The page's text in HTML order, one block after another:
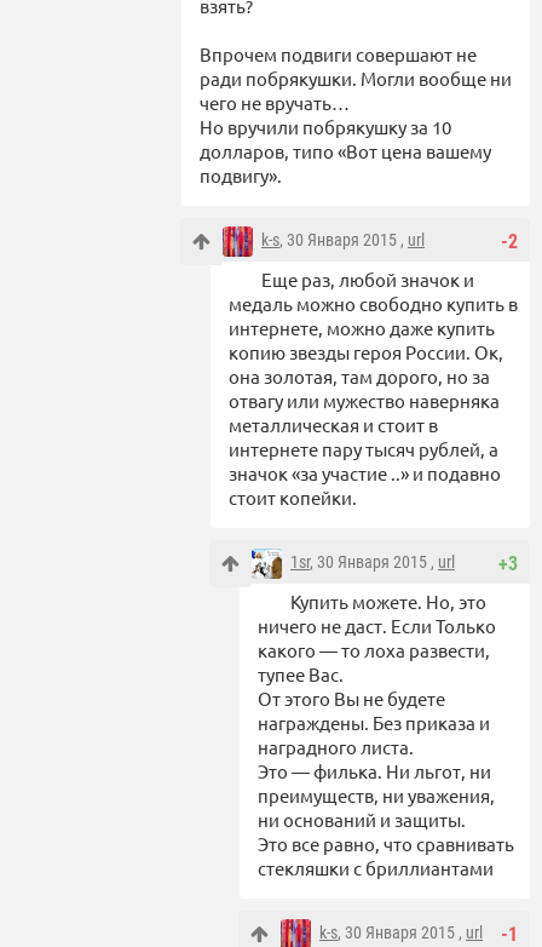
взять?
Впрочем подвиги совершают не
ради побрякушки. Могли вообще ни
чего не вручать…
Но вручили побрякушку за 10
долларов, типо «Вот цена вашему
подвигу».
-2
k-s, 30 Января 2015 , url
Еще раз, любой значок и
медаль можно свободно купить в
интернете, можно даже купить
копию звезды героя России. Ок,
она золотая, там дорого, но за
отвагу или мужество наверняка
металлическая и стоит в
интернете пару тысяч рублей, а
значок «за участие ..» и подавно
стоит копейки.
+3
1sr, 30 Января 2015 , url
Купить можете. Но, это
ничего не даст. Если Только
какого — то лоха развести,
тупее Вас.
От этого Вы не будете
награждены. Без приказа и
наградного листа.
Это — филька. Ни льгот, ни
преимуществ, ни уважения,
ни оснований и защиты.
Это все равно, что сравнивать
стекляшки с бриллиантами
-1
k-s, 30 Января 2015 , url